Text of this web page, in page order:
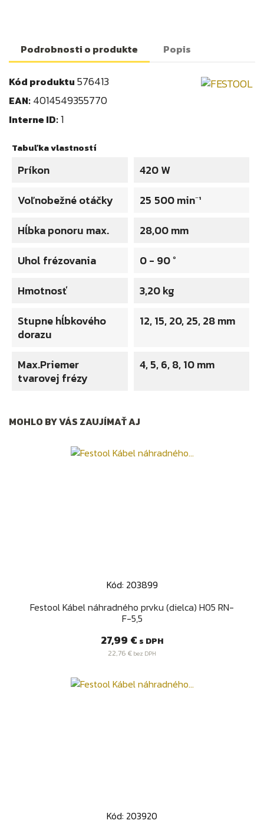
Podrobnosti o produkte Popis
Kód produktu 576413
EAN: 4014549355770
Interne ID:1
Tabuľka vlastností
Príkon
420 W
Voľnobežné otáčky
25 500 min⁻¹
Hĺbka ponoru max.
28,00 mm
Uhol frézovania
0 - 90 °
Hmotnosť
3,20 kg
Stupne hĺbkového
dorazu
12, 15, 20, 25, 28 mm
Max.Priemer
tvarovej frézy
4, 5, 6, 8, 10 mm
MOHLO BY VÁS ZAUJÍMAŤ AJ
Kód: 203899
Festool Kábel náhradného prvku (dielca) H05 RN-
F-5,5
Cena
27,99 € s DPH
22,76 € bez DPH
Kód: 203920